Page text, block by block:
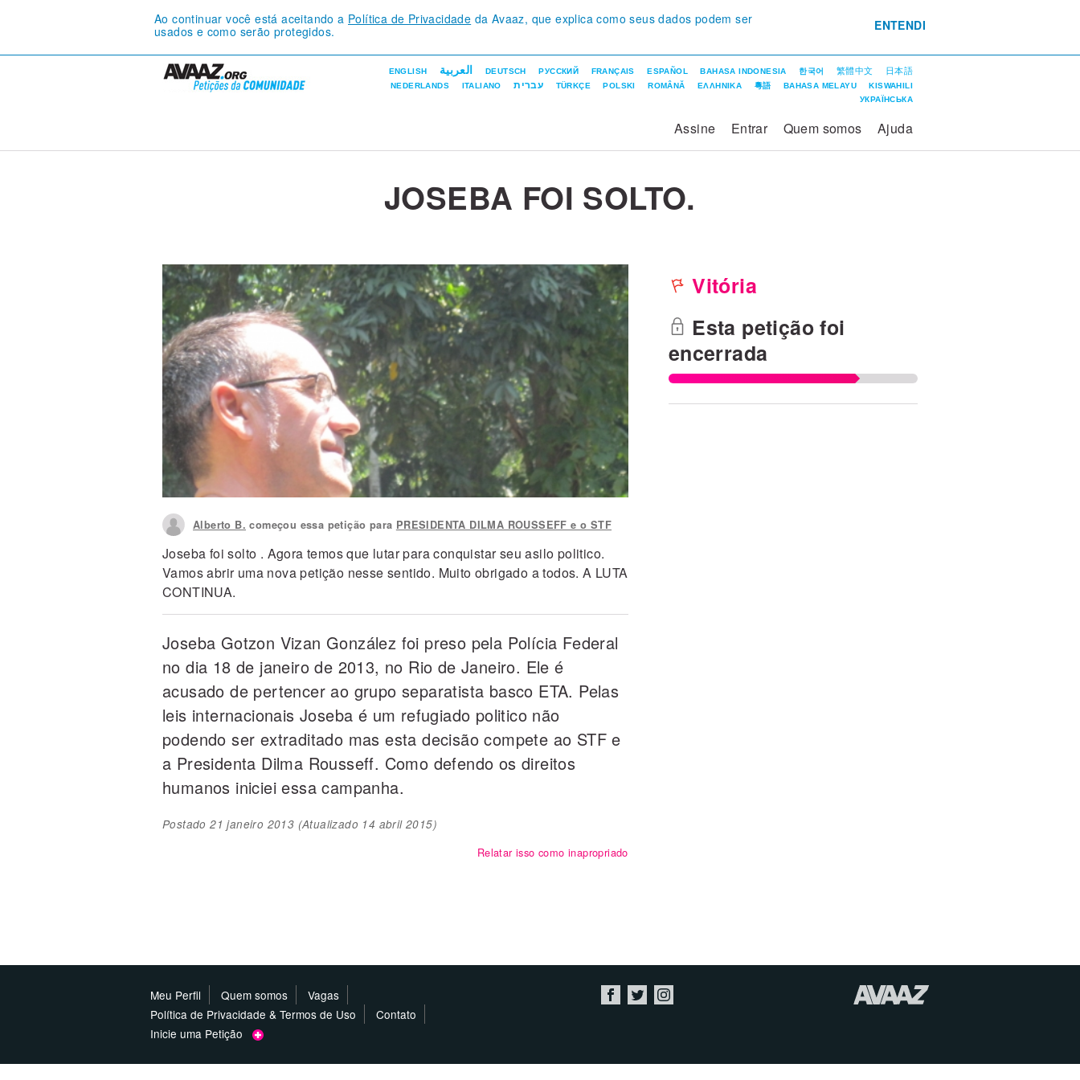
Ao continuar você está aceitando a Política de Privacidade da Avaaz, que explica como seus dados podem ser
usados e como serão protegidos.
ENTENDI
ENGLISH العربية DEUTSCH РУССКИЙ FRANÇAIS ESPAÑOL BAHASA INDONESIA 한국어 繁體中文 日本語
NEDERLANDS ITALIANO עברית TÜRKÇE POLSKI ROMÂNĂ ΕΛΛΗΝΙΚΑ 粵語 BAHASA MELAYU
KISWAHILI
УКРАЇНСЬКА
Assine Entrar Quem somos Ajuda
JOSEBA FOI SOLTO.
Vitória
Esta petição foi
encerrada
Alberto B. começou essa petição para PRESIDENTA DILMA ROUSSEFF e o STF
Joseba foi solto . Agora temos que lutar para conquistar seu asilo politico.
Vamos abrir uma nova petição nesse sentido. Muito obrigado a todos. A LUTA
CONTINUA.
Joseba Gotzon Vizan González foi preso pela Polícia Federal
no dia 18 de janeiro de 2013, no Rio de Janeiro. Ele é
acusado de pertencer ao grupo separatista basco ETA. Pelas
leis internacionais Joseba é um refugiado politico não
podendo ser extraditado mas esta decisão compete ao STF e
a Presidenta Dilma Rousseff. Como defendo os direitos
humanos iniciei essa campanha.
Postado21 janeiro 2013 (Atualizado 14 abril 2015)
Relatar isso como inapropriado
Meu Perfil Quem somos
Vagas
Política de Privacidade & Termos de Uso
Contato
Inicie uma Petição